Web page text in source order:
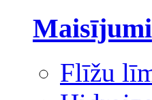
Maisījumi
Flīžu